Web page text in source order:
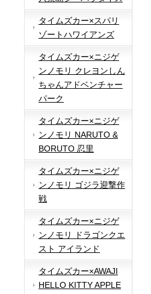
タイムズカー×スパリ
ゾートハワイアンズ
タイムズカー×ニジゲ
ンノモリ クレヨンしん
ちゃんアドベンチャー
パーク
タイムズカー×ニジゲ
ンノモリ NARUTO &
BORUTO 忍里
タイムズカー×ニジゲ
ンノモリ ゴジラ迎撃作
戦
タイムズカー×ニジゲ
ンノモリ ドラゴンクエ
スト アイランド
タイムズカー×AWAJI
HELLO KITTY APPLE